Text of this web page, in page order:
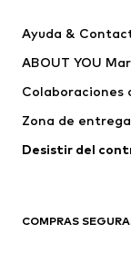
Vestidos
Camisetas y tops
Chaquetas
Ropa interior
Abrigos
Tallas grandes
Ayuda &
ABOUT YOU
Colaboraciones
Zona de entrega
Desistir del
COMPRAS